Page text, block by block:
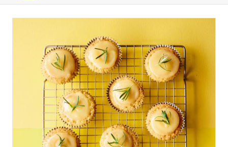
AANMELDEN
HOME
RECEPTEN
WEEKMENU'S
KOOKBOEKEN